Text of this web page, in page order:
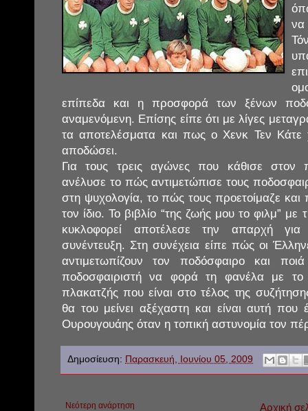
επίπεδα και η προσφορά των ξένων
αναμενόμενη. Επίσης είπε ότι με λίγες
τα αποτελέσματα και πως ο Χενκ Τεν Κάτε
αποδώσει.
Για τους τρεις αγώνες που κάθισε στον
ανέλυσε το πώς αντιμετώπισε τους
στη ψυχολογία, το πώς τους προετοίμαζε και
τον ίδιο. Το βιβλίο “της ζωής μου το φιλμ” με
κυκλοφορεί αποτέλεσε την απαρχή
συνέντευξη. Στη συνέχεια είπε πώς οι
αντιμετωπίζουν τον ποδόσφαιρο και
ποδοσφαιριστή να φορά τη φανέλα με
πλακατζής που είναι στο τέλος της
θα του μείνει αξέχαστη και είναι αυτή που
Ουρουγουάης όταν η τοπική αστυνομία τον
Δημοσίευση: Παρασκευή, Ιουνίου 05, 2009
Νεότερη ανάρτηση Αρχική